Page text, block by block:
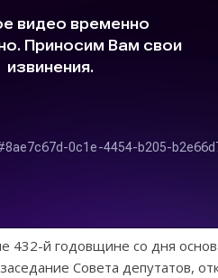
й годовщине со дня
Совета депутатов,